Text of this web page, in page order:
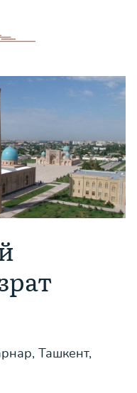
Ташкент,